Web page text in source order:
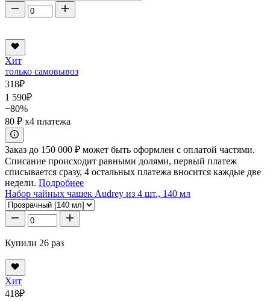
Хит
только самовывоз
318₽
1 590₽
−80%
80 ₽ x4 платежа
Заказ до 150 000 ₽ может быть оформлен с оплатой частями.
Списание происходит равными долями, первый платеж
списывается сразу, 4 остальных платежа вносится каждые две
недели. Подробнее
Набор чайных чашек Audrey из 4 шт., 140 мл
Купили 26 раз
Хит
418₽